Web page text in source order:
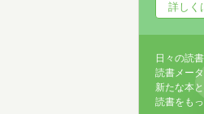
詳しく
日々の読
読書メータ
新たな本
読書をも